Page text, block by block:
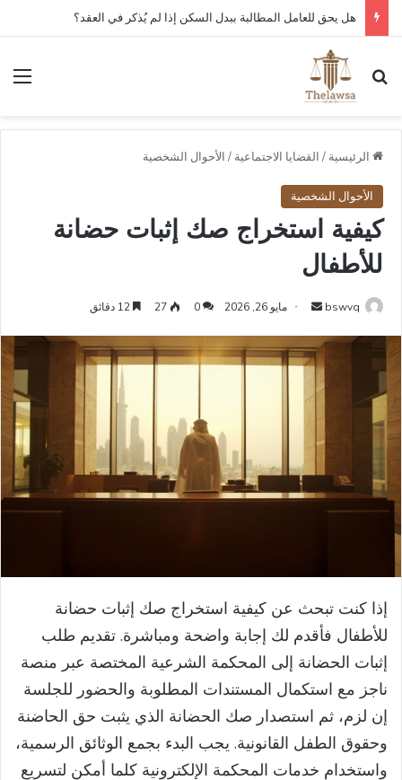
هل يحق للعامل المطالبة ببدل السكن إذا لم يُذكر في العقد؟
بحث عن
الرئيسية / القضايا الاجتماعية / الأحوال الشخصية
الأحوال الشخصية
كيفية استخراج صك إثبات حضانة
للأطفال
bswvq
أرسل
إلكترونيا
مايو 26, 2026 0
27
إذا كنت تبحث عن كيفية استخراج صك إثبات حضانة
للأطفال فأقدم لك إجابة واضحة ومباشرة. تقديم طلب
إثبات الحضانة إلى المحكمة الشرعية المختصة عبر منصة
ناجز مع استكمال المستندات المطلوبة والحضور للجلسة
إن لزم، ثم استصدار صك الحضانة الذي يثبت حق الحاضنة
وحقوق الطفل القانونية. يجب البدء بجمع الوثائق الرسمية،
واستخدام خدمات المحكمة الإلكترونية كلما أمكن لتسريع